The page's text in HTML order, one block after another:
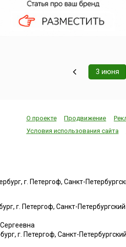
3 июня
О проекте Продвижение
Условия использования сайта
г. Петергоф, Санкт-
г. Петергоф, Санкт-
г. Петергоф,Санкт-